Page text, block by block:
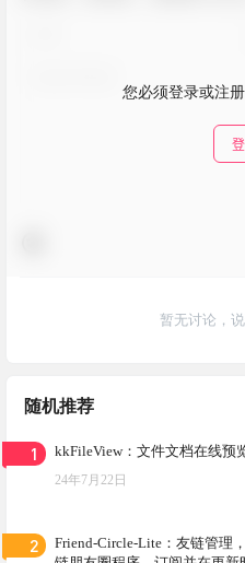
您必须登录或注
暂无讨论，
随机推荐
1 kkFileView：文件文档在线预
24年7月22日
2
Friend-Circle-Lite：友链管理